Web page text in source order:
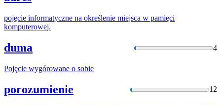
pojęcie informatyczne na określenie miejsca w pamięci
komputerowej.
duma 4
Pojęcie wygórowane o sobie
porozumienie 12